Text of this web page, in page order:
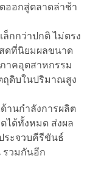
ออกสู่ตลาดล่าช้า
กกว่าปกติ ไม่ตรง
ดที่นิยมผลขนาด
าคอุตสาหกรรม
ถุดิบในปริมาณสูง
านกำลังการผลิต
ได้ทั้งหมด ส่งผล
ระจวบคีรีขันธ์
รวมกันอีก